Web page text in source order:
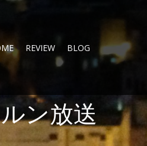
REVIEW BLOG
ン放送